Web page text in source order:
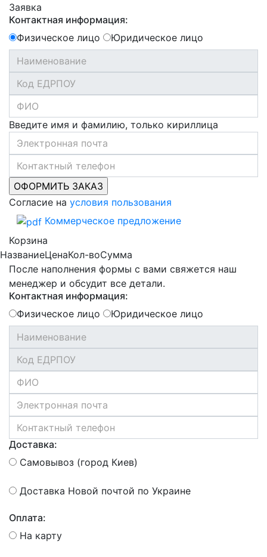
Заявка
Контактная информация:
Физическое лицо
Юридическое лицо
Введите имя и фамилию, только кириллица
Согласие на условия пользования
Коммерческое предложение
Корзина
НазваниеЦенаКол-воСумма
После наполнения формы с вами свяжется наш
менеджер и обсудит все детали.
Контактная информация:
Физическое лицо
Юридическое лицо
Доставка:
Самовывоз (город Киев)
Доставка Новой почтой по Украине
Оплата:
На карту